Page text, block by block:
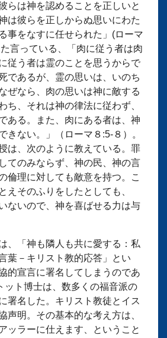
らは神を認めることを正しいと
は彼らを正しからぬ思いにわた
事をなすに任せられた」(ローマ
言っている、「肉に従う者は肉
従う者は霊のことを思うからで
であるが、霊の思いは、いのち
ぜなら、肉の思いは神に敵する
ち、それは神の律法に従わず、
ある。また、肉にある者は、神
きない。」（ローマ８:5-８）。
は、次のように教えている。罪
てのみならず、神の民、神の言
倫理に対しても敵意を持つ。こ
えそのふりをしたとしても、
ないので、神を喜ばせる力は与
、「神も隣人も共に愛する：私
葉－キリスト教的応答」とい
的宣言に署名してしまうのであ
ット博士は、数多くの福音派の
署名した。キリスト教徒とイス
声明。その基本的な考え方は、
ッラーに仕えます、ということ